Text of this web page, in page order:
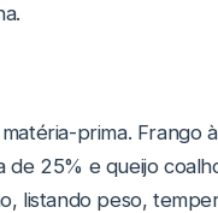
prima. Frango
25% e queijo
listando peso,